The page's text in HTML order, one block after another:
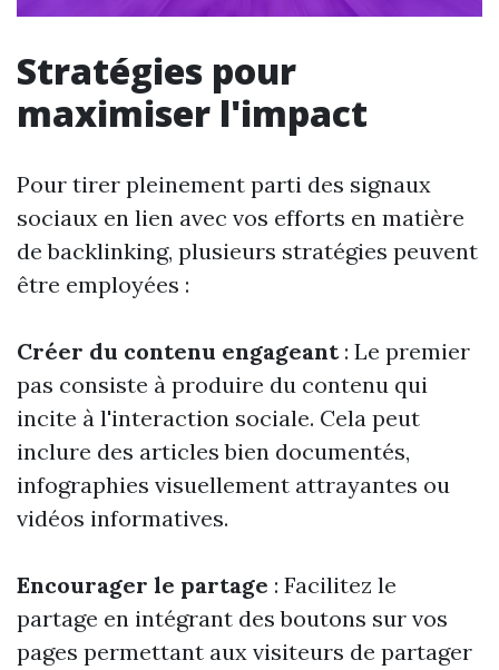
Stratégies pour
maximiser l'impact
Pour tirer pleinement parti des signaux
sociaux en lien avec vos efforts en matière
de backlinking, plusieurs stratégies peuvent
être employées :
Créer du contenu engageant: Le premier
pas consiste à produire du contenu qui
incite à l'interaction sociale. Cela peut
inclure des articles bien documentés,
infographies visuellement attrayantes ou
vidéos informatives.
Encourager le partage : Facilitez le
partage en intégrant des boutons sur vos
pages permettant aux visiteurs de partager